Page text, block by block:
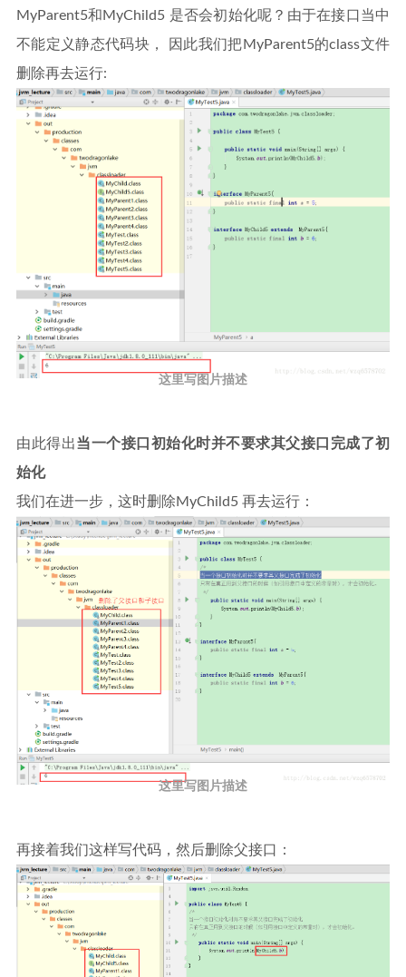
MyParent5和MyChild5 是否会初始化呢？由于在接口当中
不能定义静态代码块， 因此我们把MyParent5的class文件
删除再去运行:
这里写图片描述
由此得出当一个接口初始化时并不要求其父接口完成了初
始化
我们在进一步，这时删除MyChild5 再去运行：
这里写图片描述
再接着我们这样写代码，然后删除父接口：